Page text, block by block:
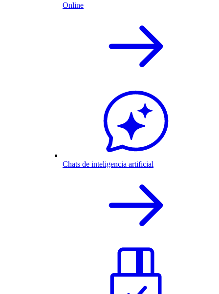
Online
Chats de inteligencia artificial